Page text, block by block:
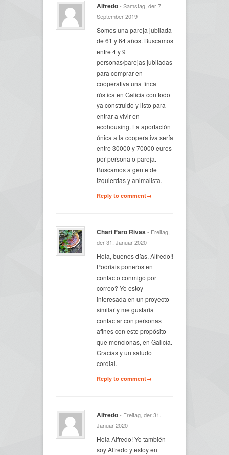
Alfredo- Samstag, der 7.
September 2019
Somos una pareja jubilada
de 61 y 64 años. Buscamos
entre 4 y 9
personas/parejas jubiladas
para comprar en
cooperativa una finca
rústica en Galicia con todo
ya construido y listo para
entrar a vivir en
ecohousing. La aportación
única a la cooperativa sería
entre 30000 y 70000 euros
por persona o pareja.
Buscamos a gente de
izquierdas y animalista.
Reply to comment→
Chari Faro Rivas - Freitag,
der 31. Januar 2020
Hola, buenos días, Alfredo!!
Podríais poneros en
contacto conmigo por
correo? Yo estoy
interesada en un proyecto
similar y me gustaría
contactar con personas
afines con este propósito
que mencionas, en Galicia.
Gracias y un saludo
cordial.
Reply to comment→
Alfredo- Freitag, der 31.
Januar 2020
Hola Alfredo! Yo también
soy Alfredo y estoy en